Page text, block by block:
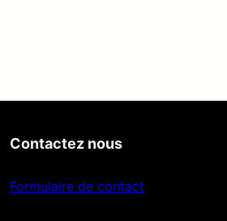
Contactez nous
Formulaire de contact